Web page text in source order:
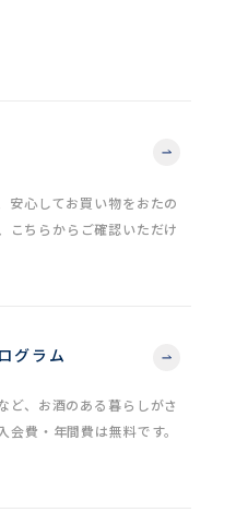
安心してお買い物をおたの
こちらからご確認いただけ
グラム
ど、お酒のある暮らしがさ
費・年間費は無料です。